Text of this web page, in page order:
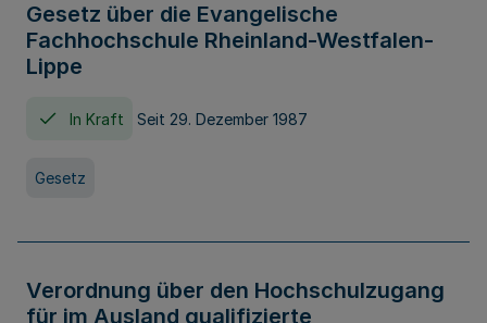
Gesetz über die Evangelische
Fachhochschule Rheinland-Westfalen-
Lippe
In Kraft Seit 29. Dezember 1987
Gesetz
Verordnung über den Hochschulzugang
für im Ausland qualifizierte